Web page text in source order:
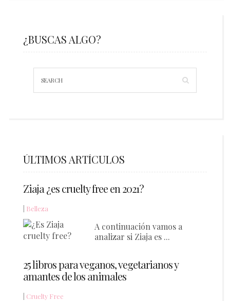
¿BUSCAS ALGO?
ÚLTIMOS ARTÍCULOS
Ziaja ¿es cruelty free en 2021?
Belleza
A continuación vamos a
analizar si Ziaja es ...
25 libros para veganos, vegetarianos y
amantes de los animales
Cruelty Free